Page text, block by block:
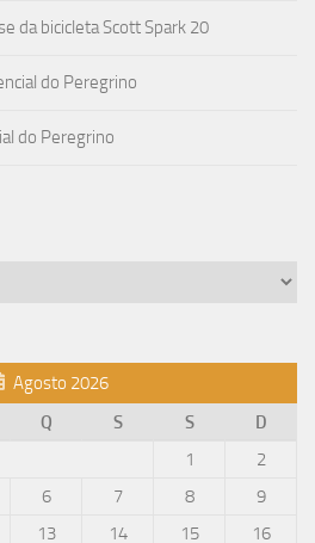
da bicicleta Scott Spark 20
do Peregrino
do Peregrino
Agosto 2026
Q S S
D
1
2
6 7 8
9
13 14 15 16